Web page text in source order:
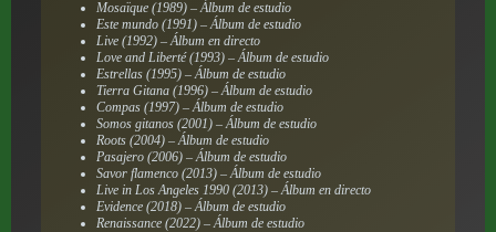
Mosaïque (1989) – Álbum de estudio
Este mundo (1991) – Álbum de estudio
Live (1992) – Álbum en directo
Love and Liberté (1993) – Álbum de estudio
Estrellas (1995) – Álbum de estudio
Tierra Gitana (1996) – Álbum de estudio
Compas (1997) – Álbum de estudio
Somos gitanos (2001) – Álbum de estudio
Roots (2004) – Álbum de estudio
Pasajero (2006) – Álbum de estudio
Savor flamenco (2013) – Álbum de estudio
Live in Los Angeles 1990 (2013) – Álbum en directo
Evidence (2018) – Álbum de estudio
Renaissance (2022) – Álbum de estudio